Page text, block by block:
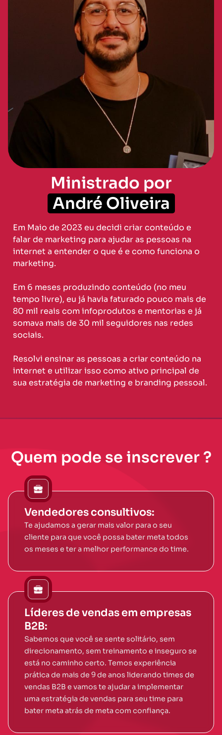
Ministrado por
André Oliveira
Em Maio de 2023 eu decidi criar conteúdo e
falar de marketing para ajudar as pessoas na
internet a entender o que é e como funciona o
marketing.
Em 6 meses produzindo conteúdo (no meu
tempo livre), eu já havia faturado pouco mais de
80 mil reais com infoprodutos e mentorias e já
somava mais de 30 mil seguidores nas redes
sociais.
Resolvi ensinar as pessoas a criar conteúdo na
internet e utilizar isso como ativo principal de
sua estratégia de marketing e branding pessoal.
Quem pode se inscrever ?
Vendedores consultivos:
Te ajudamos a gerar mais valor para o seu
cliente para que você possa bater meta todos
os meses e ter a melhor performance do time.
Líderes de vendas em empresas
B2B:
Sabemos que você se sente solitário, sem
direcionamento, sem treinamento e inseguro se
está no caminho certo. Temos experiência
prática de mais de 9 de anos liderando times de
vendas B2B e vamos te ajudar a implementar
uma estratégia de vendas para seu time para
bater meta atrás de meta com confiança.